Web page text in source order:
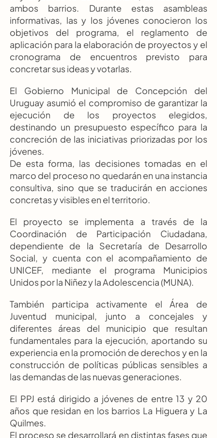
ambos barrios. Durante estas asambleas
informativas, las y los jóvenes conocieron los
objetivos del programa, el reglamento de
aplicación para la elaboración de proyectos y el
cronograma de encuentros previsto para
concretar sus ideas y votarlas.
El Gobierno Municipal de Concepción del
Uruguay asumió el compromiso de garantizar la
ejecución de los proyectos elegidos,
destinando un presupuesto específico para la
concreción de las iniciativas priorizadas por los
jóvenes.
De esta forma, las decisiones tomadas en el
marco del proceso no quedarán en una instancia
consultiva, sino que se traducirán en acciones
concretas y visibles en el territorio.
El proyecto se implementa a través de la
Coordinación de Participación Ciudadana,
dependiente de la Secretaría de Desarrollo
Social, y cuenta con el acompañamiento de
UNICEF, mediante el programa Municipios
Unidos por la Niñez y la Adolescencia (MUNA).
También participa activamente el Área de
Juventud municipal, junto a concejales y
diferentes áreas del municipio que resultan
fundamentales para la ejecución, aportando su
experiencia en la promoción de derechos y en la
construcción de políticas públicas sensibles a
las demandas de las nuevas generaciones.
El PPJ está dirigido a jóvenes de entre 13 y 20
años que residan en los barrios La Higuera y La
Quilmes.
El proceso se desarrollará en distintas fases que